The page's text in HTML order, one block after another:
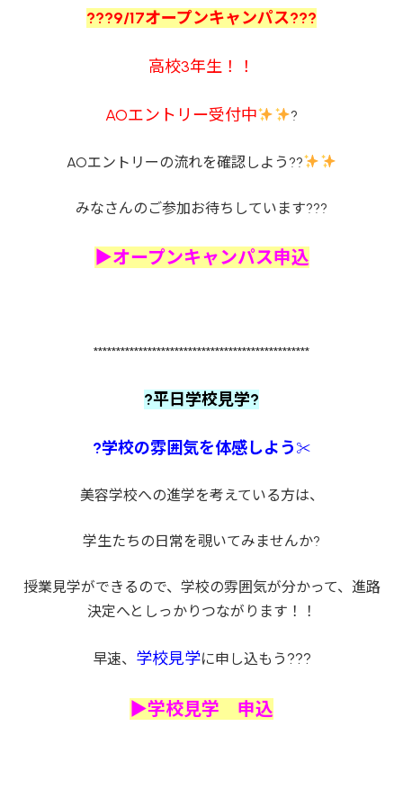
???9/17オープンキャンパス???
高校3年生！！
AOエントリー受付中 ?
AOエントリーの流れを確認しよう??
みなさんのご参加お待ちしています???
▶オープンキャンパス申込
************************************************
?平日学校見学?
?学校の雰囲気を体感しよう ✂
美容学校への進学を考えている方は、
学生たちの日常を覗いてみませんか?
授業見学ができるので、学校の雰囲気が分かって、進路
決定へとしっかりつながります！！
早速、 学校見学に申し込もう ???
▶学校見学 申込